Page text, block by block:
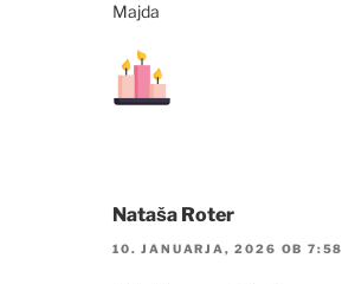
Majda
Nataša Roter
10. JANUARJA, 2026 OB 7:58